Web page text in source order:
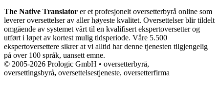
The Native Translator er et profesjonelt oversetterbyrå online som
leverer oversettelser av aller høyeste kvalitet. Oversettelser blir tildelt
omgående av systemet vårt til en kvalifisert ekspertoversetter og
utført i løpet av kortest mulig tidsperiode. Våre 5.500
ekspertoversettere sikrer at vi alltid har denne tjenesten tilgjengelig
på over 100 språk, uansett emne.
© 2005-2026 Prologic GmbH • oversetterbyrå,
oversettingsbyrå, oversettelsestjeneste, oversetterfirma